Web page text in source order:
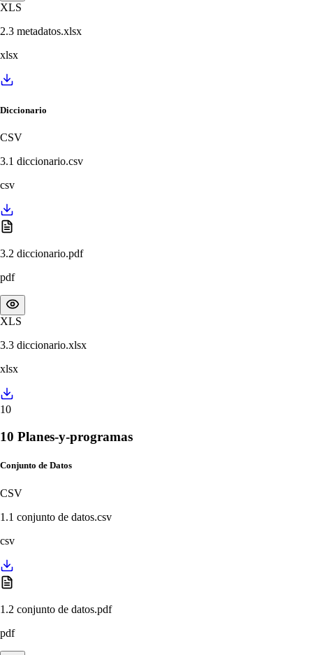
XLS
2.3 metadatos.xlsx
xlsx
Diccionario
CSV
3.1 diccionario.csv
csv
3.2 diccionario.pdf
pdf
XLS
3.3 diccionario.xlsx
xlsx
10
10 Planes-y-programas
Conjunto de Datos
CSV
1.1 conjunto de datos.csv
csv
1.2 conjunto de datos.pdf
pdf